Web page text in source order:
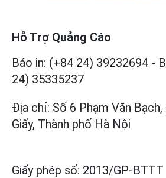
Hỗ Trợ Quảng Cáo
Báo in: (+84 24) 39232694 -
24) 35335237
Địa chỉ: Số 6 Phạm Văn
Giấy, Thành phố Hà Nội
Giấy phép số: 2013/GP-BTTT